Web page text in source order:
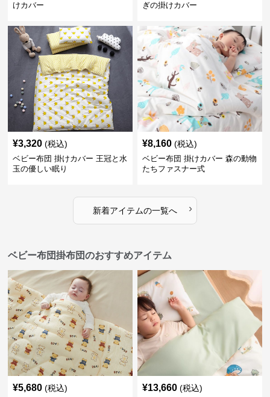
けカバー
ぎの掛けカバー
¥3,320 (税込)
ベビー布団 掛けカバー 王冠と水
玉の優しい眠り
¥8,160 (税込)
ベビー布団 掛けカバー 森の動物
たちファスナー式
新着アイテムの一覧へ ›
ベビー布団掛布団のおすすめアイテム
¥5,680 (税込) ¥13,660 (税込)